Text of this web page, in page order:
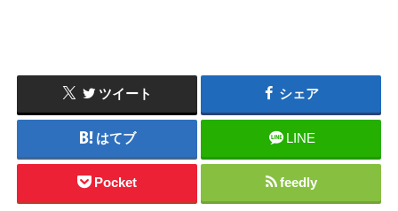
ツイート シェア
はてブ LINE
Pocket feedly